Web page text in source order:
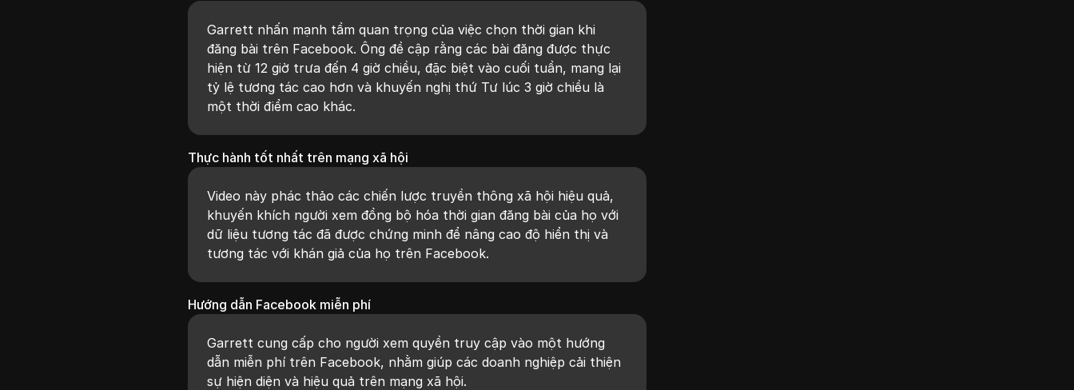
Garrett nhấn mạnh tầm quan trọng của việc chọn thời gian khi
đăng bài trên Facebook. Ông đề cập rằng các bài đăng được thực
hiện từ 12 giờ trưa đến 4 giờ chiều, đặc biệt vào cuối tuần, mang lại
tỷ lệ tương tác cao hơn và khuyến nghị thứ Tư lúc 3 giờ chiều là
một thời điểm cao khác.
Thực hành tốt nhất trên mạng xã hội
Video này phác thảo các chiến lược truyền thông xã hội hiệu quả,
khuyến khích người xem đồng bộ hóa thời gian đăng bài của họ với
dữ liệu tương tác đã được chứng minh để nâng cao độ hiển thị và
tương tác với khán giả của họ trên Facebook.
Hướng dẫn Facebook miễn phí
Garrett cung cấp cho người xem quyền truy cập vào một hướng
dẫn miễn phí trên Facebook, nhằm giúp các doanh nghiệp cải thiện
sự hiện diện và hiệu quả trên mạng xã hội.